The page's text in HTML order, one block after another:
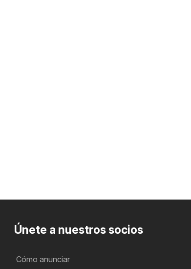
Únete a nuestros socios
Cómo anunciar